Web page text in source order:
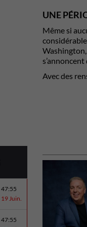
47:55
19 Juin.
47:55
UNE
Même si
Avec des